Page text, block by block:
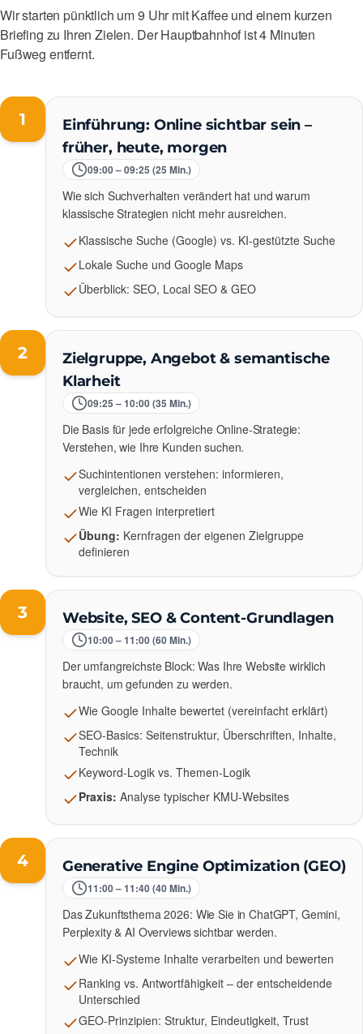
Wir starten pünktlich um 9 Uhr mit Kaffee und einem kurzen
Briefing zu Ihren Zielen. Der Hauptbahnhof ist 4 Minuten
Fußweg entfernt.
1
Einführung: Online sichtbar sein –
früher, heute, morgen
09:00 – 09:25 (25 Min.)
Wie sich Suchverhalten verändert hat und warum
klassische Strategien nicht mehr ausreichen.
Klassische Suche (Google) vs. KI-gestützte Suche
Lokale Suche und Google Maps
Überblick: SEO, Local SEO & GEO
2
Zielgruppe, Angebot & semantische
Klarheit
09:25 – 10:00 (35 Min.)
Die Basis für jede erfolgreiche Online-Strategie:
Verstehen, wie Ihre Kunden suchen.
Suchintentionen verstehen: informieren,
vergleichen, entscheiden
Wie KI Fragen interpretiert
Übung: Kernfragen der eigenen Zielgruppe
definieren
3 Website, SEO & Content-Grundlagen
10:00 – 11:00 (60 Min.)
Der umfangreichste Block: Was Ihre Website wirklich
braucht, um gefunden zu werden.
Wie Google Inhalte bewertet (vereinfacht erklärt)
SEO-Basics: Seitenstruktur, Überschriften, Inhalte,
Technik
Keyword-Logik vs. Themen-Logik
Praxis: Analyse typischer KMU-Websites
4 Generative Engine Optimization (GEO)
11:00 – 11:40 (40 Min.)
Das Zukunftsthema 2026: Wie Sie in ChatGPT, Gemini,
Perplexity & AI Overviews sichtbar werden.
Wie KI-Systeme Inhalte verarbeiten und bewerten
Ranking vs. Antwortfähigkeit – der entscheidende
Unterschied
GEO-Prinzipien: Struktur, Eindeutigkeit, Trust